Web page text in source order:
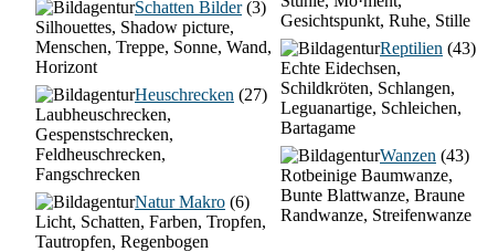
Schatten Bilder(3)
Silhouettes, Shadow picture,
Menschen, Treppe, Sonne, Wand,
Horizont
Heuschrecken (27)
Laubheuschrecken,
Gespenstschrecken,
Feldheuschrecken,
Fangschrecken
Natur Makro (6)
Licht, Schatten, Farben, Tropfen,
Tautropfen, Regenbogen
Gesichtspunkt, Ruhe, Stille
Reptilien (43)
Echte Eidechsen,
Schildkröten, Schlangen,
Leguanartige, Schleichen,
Bartagame
Wanzen (43)
Rotbeinige Baumwanze,
Bunte Blattwanze, Braune
Randwanze, Streifenwanze